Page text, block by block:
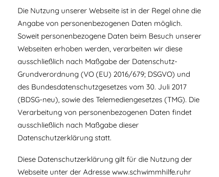
Die Nutzung unserer Webseite ist in der Regel ohne die
Angabe von personenbezogenen Daten möglich.
Soweit personenbezogene Daten beim Besuch unserer
Webseiten erhoben werden, verarbeiten wir diese
ausschließlich nach Maßgabe der Datenschutz-
Grundverordnung (VO (EU) 2016/679; DSGVO) und
des Bundesdatenschutzgesetzes vom 30. Juli 2017
(BDSG-neu), sowie des Telemediengesetzes (TMG). Die
Verarbeitung von personenbezogenen Daten findet
ausschließlich nach Maßgabe dieser
Datenschutzerklärung statt.
Diese Datenschutzerklärung gilt für die Nutzung der
Webseite unter der Adresse www.schwimmhilfe.ruhr